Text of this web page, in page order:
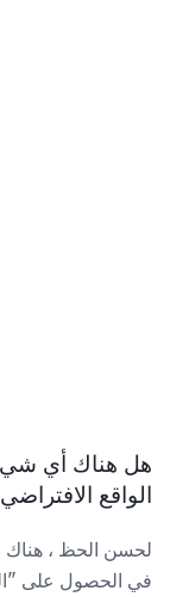
هل هناك أي
الواقع
لحسن الحظ ، هناك